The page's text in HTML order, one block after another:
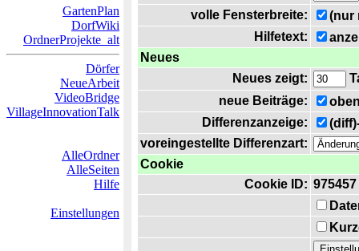
GartenPlan
DorfWiki
OrdnerProjekte_alt
Dörfer
NeueArbeit
VideoBridge
VillageInnovationTalk
AlleOrdner
AlleSeiten
Hilfe
Einstellungen
volle Fensterbreite:
(nur
Hilfetext:
Neues
Neues zeigt:
neue Beiträge:
Differenzanzeige:
voreingestellte Differenzart:
Cookie
Cookie ID: 975457